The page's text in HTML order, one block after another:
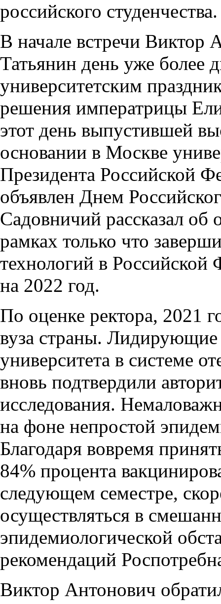
российского студенчества.
В начале встречи Виктор
Татьянин день уже более
университетским
решения императрицы
этот день выпустившей
основании в Москве
Президента Российской
объявлен Днем
Садовничий рассказал
рамках только что
технологий в
на 2022 год.
По оценке ректора, 2021
вуза страны.
университета в системе
вновь подтвердили
исследования.
на фоне непростой
Благодаря вовремя
84% процента
следующем семестре,
осуществляться в
эпидемиологической
рекомендаций
Виктор Антонович